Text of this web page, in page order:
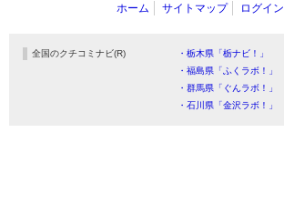
ホーム サイトマップ ログイン
全国のクチコミナビ(R) ・栃木県「栃ナビ！」
・福島県「ふくラボ！」
・群馬県「ぐんラボ！」
・石川県「金沢ラボ！」